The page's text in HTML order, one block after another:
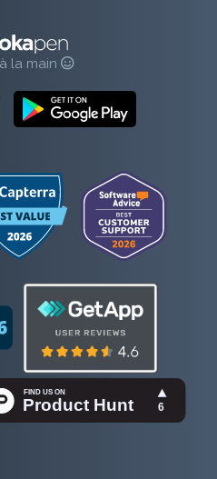
la main